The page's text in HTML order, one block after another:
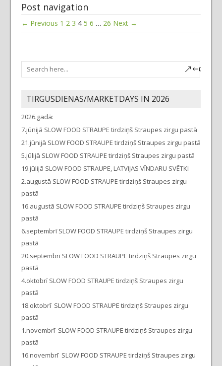
Post navigation
← Previous 1 2 3 4 5 6 … 26 Next →
TIRGUSDIENAS/MARKETDAYS IN 2026
2026.gadā:
7.jūnijā SLOW FOOD STRAUPE tirdziņš Straupes zirgu pastā
21.jūnijā SLOW FOOD STRAUPE tirdziņš Straupes zirgu pastā
5.jūlijā SLOW FOOD STRAUPE tirdziņš Straupes zirgu pastā
19.jūlijā SLOW FOOD STRAUPE, LATVIJAS VĪNDARU SVĒTKI
2.augustā SLOW FOOD STRAUPE tirdziņš Straupes zirgu
pastā
16.augustā SLOW FOOD STRAUPE tirdziņš Straupes zirgu
pastā
6.septembrī SLOW FOOD STRAUPE tirdziņš Straupes zirgu
pastā
20.septembrī SLOW FOOD STRAUPE tirdziņš Straupes zirgu
pastā
4.oktobrī SLOW FOOD STRAUPE tirdziņš Straupes zirgu
pastā
18.oktobrī SLOW FOOD STRAUPE tirdziņš Straupes zirgu
pastā
1.novembrī SLOW FOOD STRAUPE tirdziņš Straupes zirgu
pastā
16.novembrī SLOW FOOD STRAUPE tirdziņš Straupes zirgu